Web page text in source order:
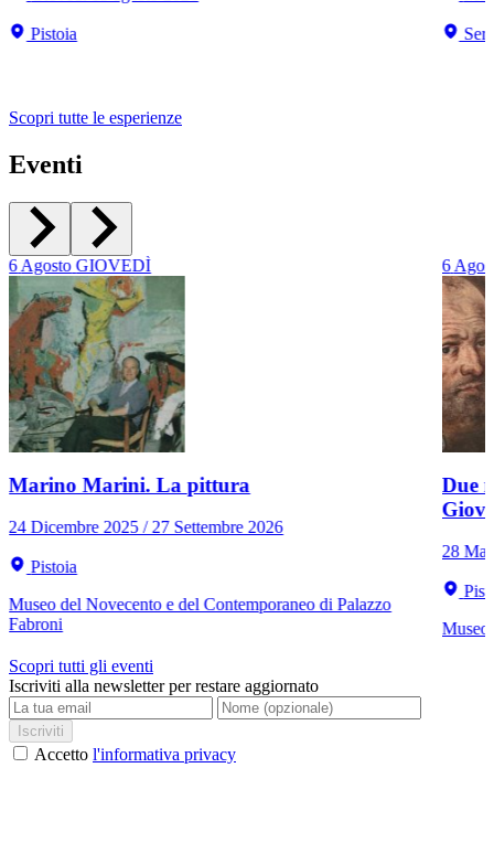
Pistoia
Scopri tutte le esperienze
Eventi
6Agosto GIOVEDÌ
Marino Marini. La pittura
24 Dicembre 2025 / 27 Settembre 2026
Pistoia
Museo del Novecento e del Contemporaneo di Palazzo
Fabroni
6
Due
28
Museo
Scopri tutti gli eventi
Iscriviti alla newsletter per restare aggiornato
Iscriviti
Accetto l'informativa privacy